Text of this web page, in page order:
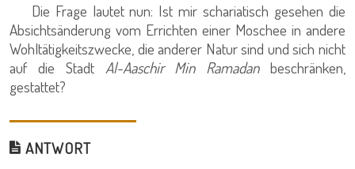
Die Frage lautet nun: Ist mir schariatisch gesehen die
Absichtsänderung vom Errichten einer Moschee in andere
Wohltätigkeitszwecke, die anderer Natur sind und sich nicht
auf die Stadt Al-Aaschir Min Ramadan beschränken,
gestattet?
ANTWORT